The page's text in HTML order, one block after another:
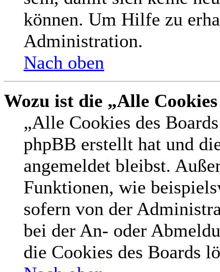
können. Um Hilfe zu
Administration.
Nach oben
Wozu ist die „Alle
„Alle Cookies des
phpBB erstellt hat und
angemeldet bleibst.
Funktionen, wie
sofern von der
bei der An- oder
die Cookies des Boards